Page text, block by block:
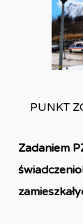
PUNKT
Zadaniem